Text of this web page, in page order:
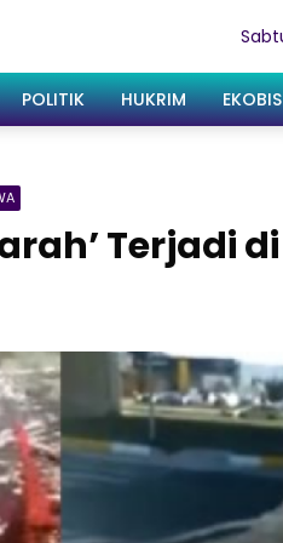
POLITIK HUKRIM EKOBIS
Terjadi